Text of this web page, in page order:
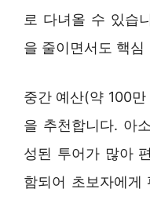
로 다녀올 수 있습
을 줄이면서도 핵
중간 예산(약 100
을 추천합니다. 아
성된 투어가 많아
함되어 초보자에게